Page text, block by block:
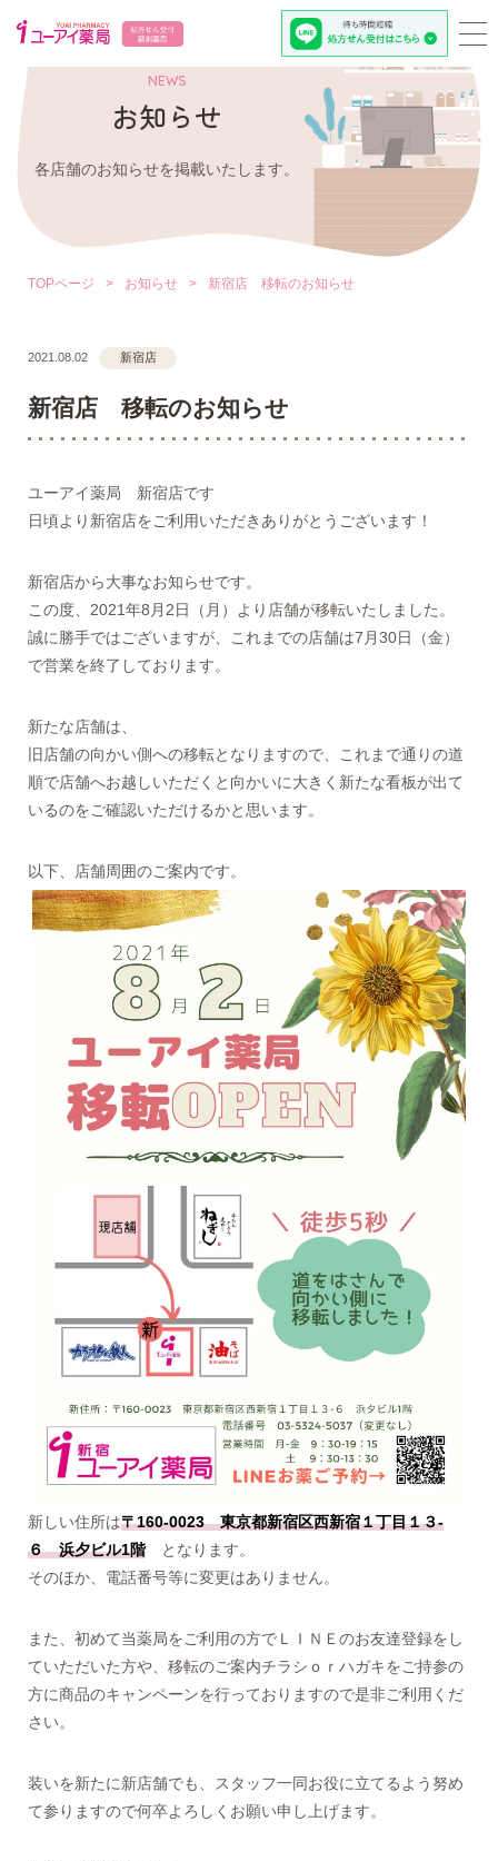
NEWS
お知らせ
各店舗のお知らせを掲載いたします。
TOPページ > お知らせ > 新宿店 移転のお知らせ
2021.08.02 新宿店
新宿店 移転のお知らせ
ユーアイ薬局 新宿店です
日頃より新宿店をご利用いただきありがとうございます！
新宿店から大事なお知らせです。
この度、2021年8月2日（月）より店舗が移転いたしました。
誠に勝手ではございますが、これまでの店舗は7月30日（金）
で営業を終了しております。
新たな店舗は、
旧店舗の向かい側への移転となりますので、これまで通りの道
順で店舗へお越しいただくと向かいに大きく新たな看板が出て
いるのをご確認いただけるかと思います。
以下、店舗周囲のご案内です。
新しい住所は〒160-0023 東京都新宿区西新宿１丁目１３-
６ 浜夕ビル1階となります。
そのほか、電話番号等に変更はありません。
また、初めて当薬局をご利用の方でＬＩＮＥのお友達登録をし
ていただいた方や、移転のご案内チラシｏｒハガキをご持参の
方に商品のキャンペーンを行っておりますので是非ご利用くだ
さい。
装いを新たに新店舗でも、スタッフ一同お役に立てるよう努め
て参りますので何卒よろしくお願い申し上げます。